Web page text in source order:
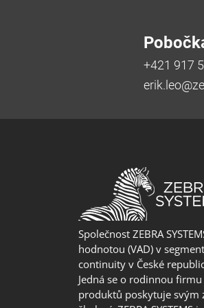
+421 917
Společnost ZEBRA
hodnotou (VAD) v
continuity v České
Jedná se o rodinnou
produktů poskytuje svým